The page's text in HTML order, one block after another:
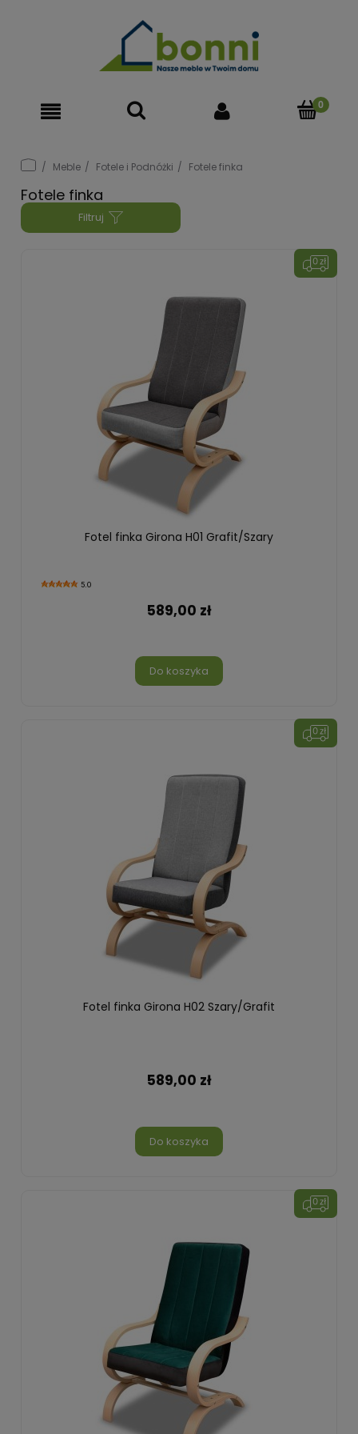
Meble Fotele i Podnóżki Fotele finka
Fotele finka
Filtruj
Fotel finka Girona H01 Grafit/Szary
5.0
589,00 zł
Do koszyka
Fotel finka Girona H02 Szary/Grafit
589,00 zł
Do koszyka